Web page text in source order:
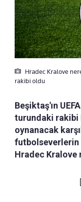
Hradec Kralove
rakibi oldu
Beşiktaş'ın
turundaki rakibi
oynanacak
futbolseverlerin
Hradec Kralove